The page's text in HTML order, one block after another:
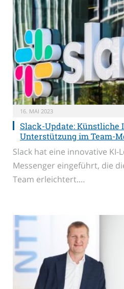
16. MAI 2023
Slack-Update: Künstliche
Unterstützung im Team-
Slack hat eine innovative KI-
Messenger eingeführt, die
Team erleichtert.…